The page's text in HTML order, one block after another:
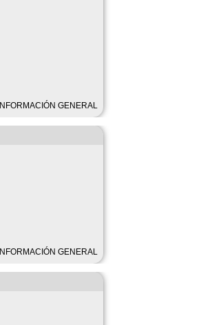
INFORMACIÓN GENERAL
INFORMACIÓN GENERAL